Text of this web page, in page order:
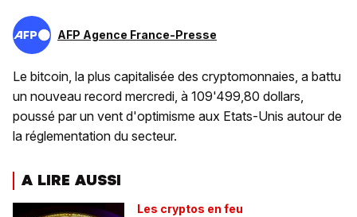
AFP Agence France-Presse
Le bitcoin, la plus capitalisée des cryptomonnaies, a battu
un nouveau record mercredi, à 109'499,80 dollars,
poussé par un vent d'optimisme aux Etats-Unis autour de
la réglementation du secteur.
A LIRE AUSSI
Les cryptos en feu